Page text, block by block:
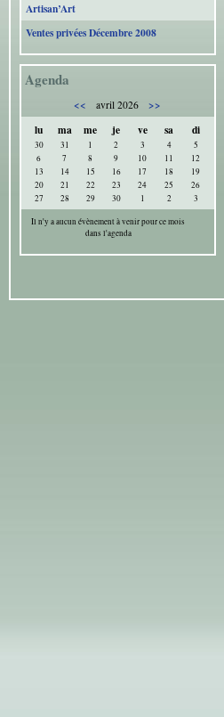
Artisan’Art
Ventes privées Décembre 2008
Agenda
<< avril 2026
>>
lu
ma me je ve sa di
30 31 1 2 3 4
5
6
7 8 9 10 11
12
13
14 15 16 17 18
19
20
21 22 23 24 25
26
27
28 29 30 1 2
3
Il n'y a aucun évènement à venir pour ce mois
dans l'agenda